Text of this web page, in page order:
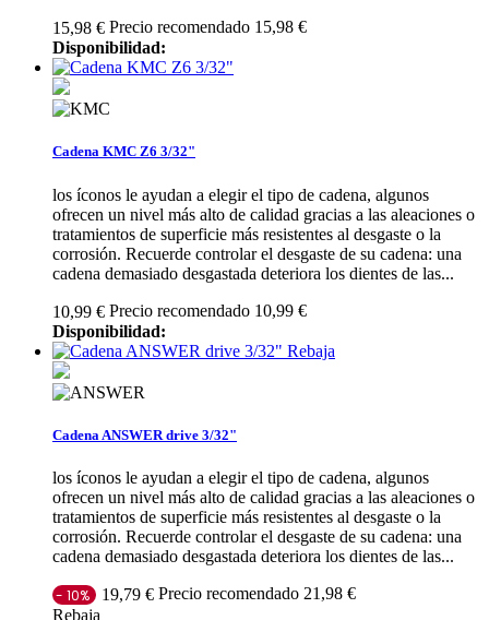
15,98 € Precio recomendado 15,98 €
Disponibilidad:
Cadena KMC Z6 3/32"
los íconos le ayudan a elegir el tipo de cadena, algunos
ofrecen un nivel más alto de calidad gracias a las aleaciones o
tratamientos de superficie más resistentes al desgaste o la
corrosión. Recuerde controlar el desgaste de su cadena: una
cadena demasiado desgastada deteriora los dientes de las...
10,99 € Precio recomendado 10,99 €
Disponibilidad:
Rebaja
Cadena ANSWER drive 3/32"
los íconos le ayudan a elegir el tipo de cadena, algunos
ofrecen un nivel más alto de calidad gracias a las aleaciones o
tratamientos de superficie más resistentes al desgaste o la
corrosión. Recuerde controlar el desgaste de su cadena: una
cadena demasiado desgastada deteriora los dientes de las...
- 10% 19,79 € Precio recomendado 21,98 €
Rebaja